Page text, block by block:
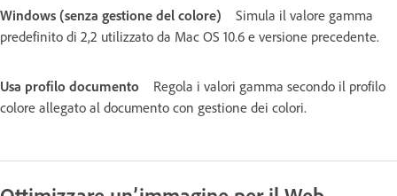
Windows (senza gestione del colore)
Simula il valore gamma
predefinito di 2,2 utilizzato da Mac OS 10.6 e versione precedente.
Usa profilo documento
Regola i valori gamma secondo il profilo
colore allegato al documento con gestione dei colori.